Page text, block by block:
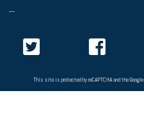
--
This site is protected by reCAPTCHA and the Google